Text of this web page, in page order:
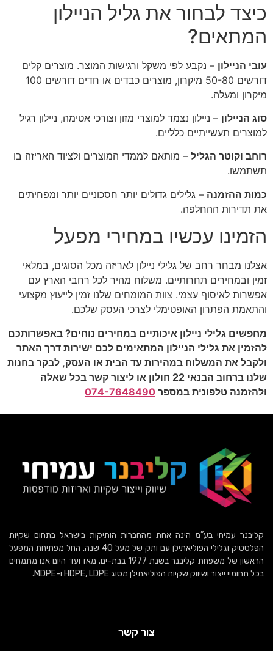
כיצד לבחור את גליל הניילון
המתאים?
עובי הניילון – נקבע לפי משקל ורגישות המוצר. מוצרים קלים
דורשים 50-80 מיקרון, מוצרים כבדים או חדים דורשים 100
מיקרון ומעלה.
סוג הניילון – ניילון נצמד למוצרי מזון וצורכי אטימה, ניילון רגיל
למוצרים תעשייתיים כלליים.
רוחב וקוטר הגליל – מותאם לממדי המוצרים ולציוד האריזה בו
תשתמשו.
כמות ההזמנה – גלילים גדולים יותר חסכוניים יותר ומפחיתים
את תדירות ההחלפה.
הזמינו עכשיו במחירי מפעל
אצלנו מבחר רחב של גלילי ניילון לאריזה מכל הסוגים, במלאי
זמין ובמחירים תחרותיים. משלוח מהיר לכל רחבי הארץ עם
אפשרות לאיסוף עצמי. צוות המומחים שלנו זמין לייעוץ מקצועי
והתאמת הפתרון האופטימלי לצרכי העסק שלכם.
מחפשים גלילי ניילון איכותיים במחירים נוחים? באפשרותכם
להזמין את גלילי הניילון המתאימים לכם ישירות דרך האתר
ולקבל את המשלוח במהירות עד הבית או העסק, לבקר בחנות
שלנו ברחוב הבנאי 22 חולון או ליצור קשר בכל שאלה
ולהזמנה טלפונית במספר 074-7648490
קליבנר עמיחי בע”מ הינה אחת מהחברות הותיקות בישראל בתחום שקיות
הפלסטיק וגלילי הפוליאתילן עם ותק של מעל 40 שנה, החל מפתיחת המפעל
הראשון של משפחת קליבנר בשנת 1977 בבת-ים. מאז ועד היום אנו מתמחים
בכל תחומיי ייצור ושיווק שקיות הפוליאתילן מסוג HDPE, LDPE ו-MDPE.
צור קשר